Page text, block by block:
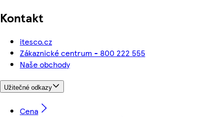
Kontakt
itesco.cz
Zákaznické centrum - 800 222 555
Naše obchody
Užitečné odkazy
Cena